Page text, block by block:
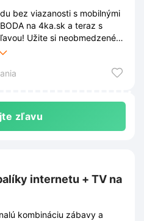
bez viazanosti s mobilnými
na 4ka.sk a teraz s
Užite si neobmedzené
dáta za bezkonkurenčnú
zľavu
internetu + TV na
kombináciu zábavy a